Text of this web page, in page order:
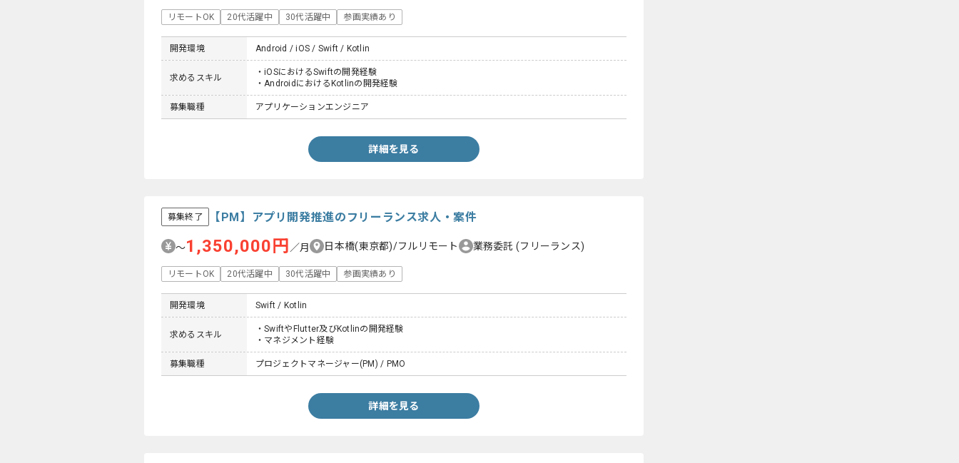
リモートOK 20代活躍中 30代活躍中 参画実績あり
開発環境 Android / iOS / Swift / Kotlin
求めるスキル
・iOSにおけるSwiftの開発経験
・AndroidにおけるKotlinの開発経験
募集職種 アプリケーションエンジニア
詳細を見る
募集終了 【PM】アプリ開発推進のフリーランス求人・案件
〜1,350,000円 ／月 日本橋(東京都)/フルリモート 業務委託(フリーランス)
リモートOK 20代活躍中 30代活躍中 参画実績あり
開発環境 Swift / Kotlin
求めるスキル
・SwiftやFlutter及びKotlinの開発経験
・マネジメント経験
募集職種 プロジェクトマネージャー(PM) / PMO
詳細を見る